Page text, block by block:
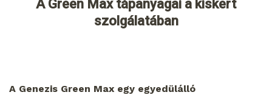
A Green Max tápanyagai a kiskert
szolgálatában
A Genezis Green Max egy egyedülálló